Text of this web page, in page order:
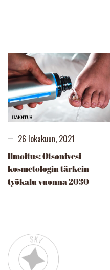
26 lokakuun, 2021
Ilmoitus: Otsonivesi –
kosmetologin tärkein
työkalu vuonna 2030